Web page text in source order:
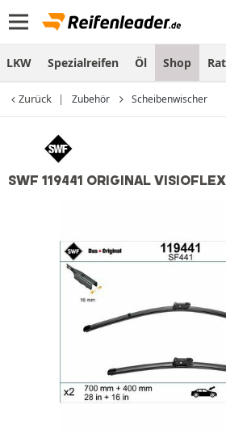
LKW Spezialreifen Öl Shop
Zurück Zubehör Scheibenwischer
SWF 119441 ORIGINAL